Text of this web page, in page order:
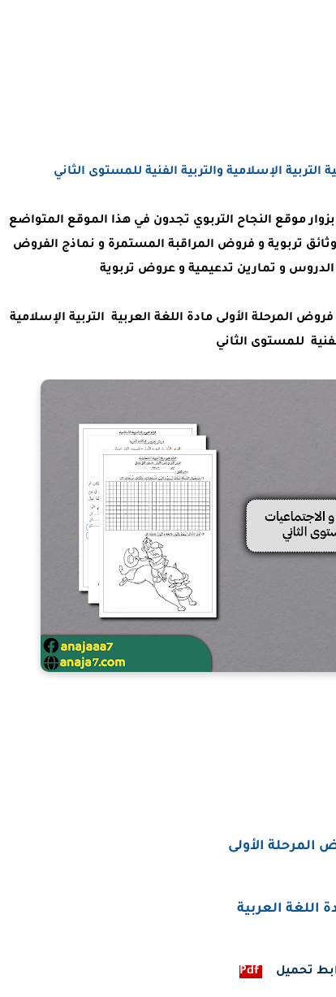
الإسلامية والتربية الفنية للمستوى الثاني
بزوار موقع النجاح التربوي تجدون في هذا الموقع المتواضع
تربوية و فروض المراقبة المستمرة و نماذج الفروض
و تمارين تدعيمية و عروض تربوية
فروض المرحلة الأولى مادة اللغة العربية التربية الإسلامية
للمستوى الثاني
المرحلة الأولى
اللغة العربية
تحميل Pdf